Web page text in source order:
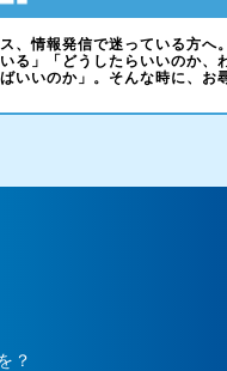
、情報発信で迷っている方へ。
いる」「どうしたらいいのか、
いいのか」。そんな時に、お
？